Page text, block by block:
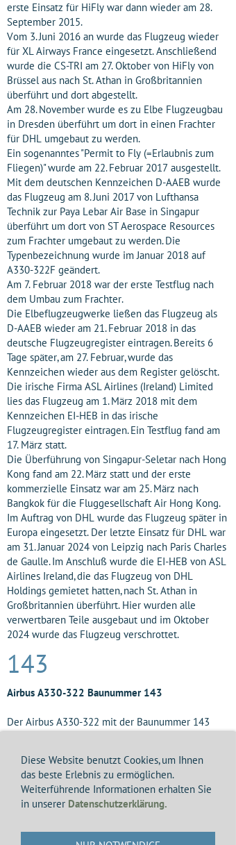
erste Einsatz für HiFly war dann wieder am 28.
September 2015.
Vom 3. Juni 2016 an wurde das Flugzeug wieder
für XL Airways France eingesetzt. Anschließend
wurde die CS-TRI am 27. Oktober von HiFly von
Brüssel aus nach St. Athan in Großbritannien
überführt und dort abgestellt.
Am 28. November wurde es zu Elbe Flugzeugbau
in Dresden überführt um dort in einen Frachter
für DHL umgebaut zu werden.
Ein sogenanntes "Permit to Fly (=Erlaubnis zum
Fliegen)" wurde am 22. Februar 2017 ausgestellt.
Mit dem deutschen Kennzeichen D-AAEB wurde
das Flugzeug am 8. Juni 2017 von Lufthansa
Technik zur Paya Lebar Air Base in Singapur
überführt um dort von ST Aerospace Resources
zum Frachter umgebaut zu werden. Die
Typenbezeichnung wurde im Januar 2018 auf
A330-322F geändert.
Am 7. Februar 2018 war der erste Testflug nach
dem Umbau zum Frachter.
Die Elbeflugzeugwerke ließen das Flugzeug als
D-AAEB wieder am 21. Februar 2018 in das
deutsche Flugzeugregister eintragen. Bereits 6
Tage später, am 27. Februar, wurde das
Kennzeichen wieder aus dem Register gelöscht.
Die irische Firma ASL Airlines (Ireland) Limited
lies das Flugzeug am 1. März 2018 mit dem
Kennzeichen EI-HEB in das irische
Flugzeugregister eintragen. Ein Testflug fand am
17. März statt.
Die Überführung von Singapur-Seletar nach Hong
Kong fand am 22. März statt und der erste
kommerzielle Einsatz war am 25. März nach
Bangkok für die Fluggesellschaft Air Hong Kong.
Im Auftrag von DHL wurde das Flugzeug später in
Europa eingesetzt. Der letzte Einsatz für DHL war
am 31. Januar 2024 von Leipzig nach Paris Charles
de Gaulle. Im Anschluß wurde die EI-HEB von ASL
Airlines Ireland, die das Flugzeug von DHL
Holdings gemietet hatten, nach St. Athan in
Großbritannien überführt. Hier wurden alle
verwertbaren Teile ausgebaut und im Oktober
2024 wurde das Flugzeug verschrottet.
143
Airbus A330-322 Baunummer 143
Der Airbus A330-322 mit der Baunummer 143
Toulouse.
Am 2. September 1996 wurde dieses Flugzeug mit
dem Kennzeichen F-WWKY/9M-MKY auf der
Luftfahrtausstellung in Farnborough in England
Die Auslieferung an I L F C (International Lease
Diese Website benutzt Cookies, um Ihnen
das beste Erlebnis zu ermöglichen.
Weiterführende Informationen erhalten Sie
in unserer Datenschutzerklärung.